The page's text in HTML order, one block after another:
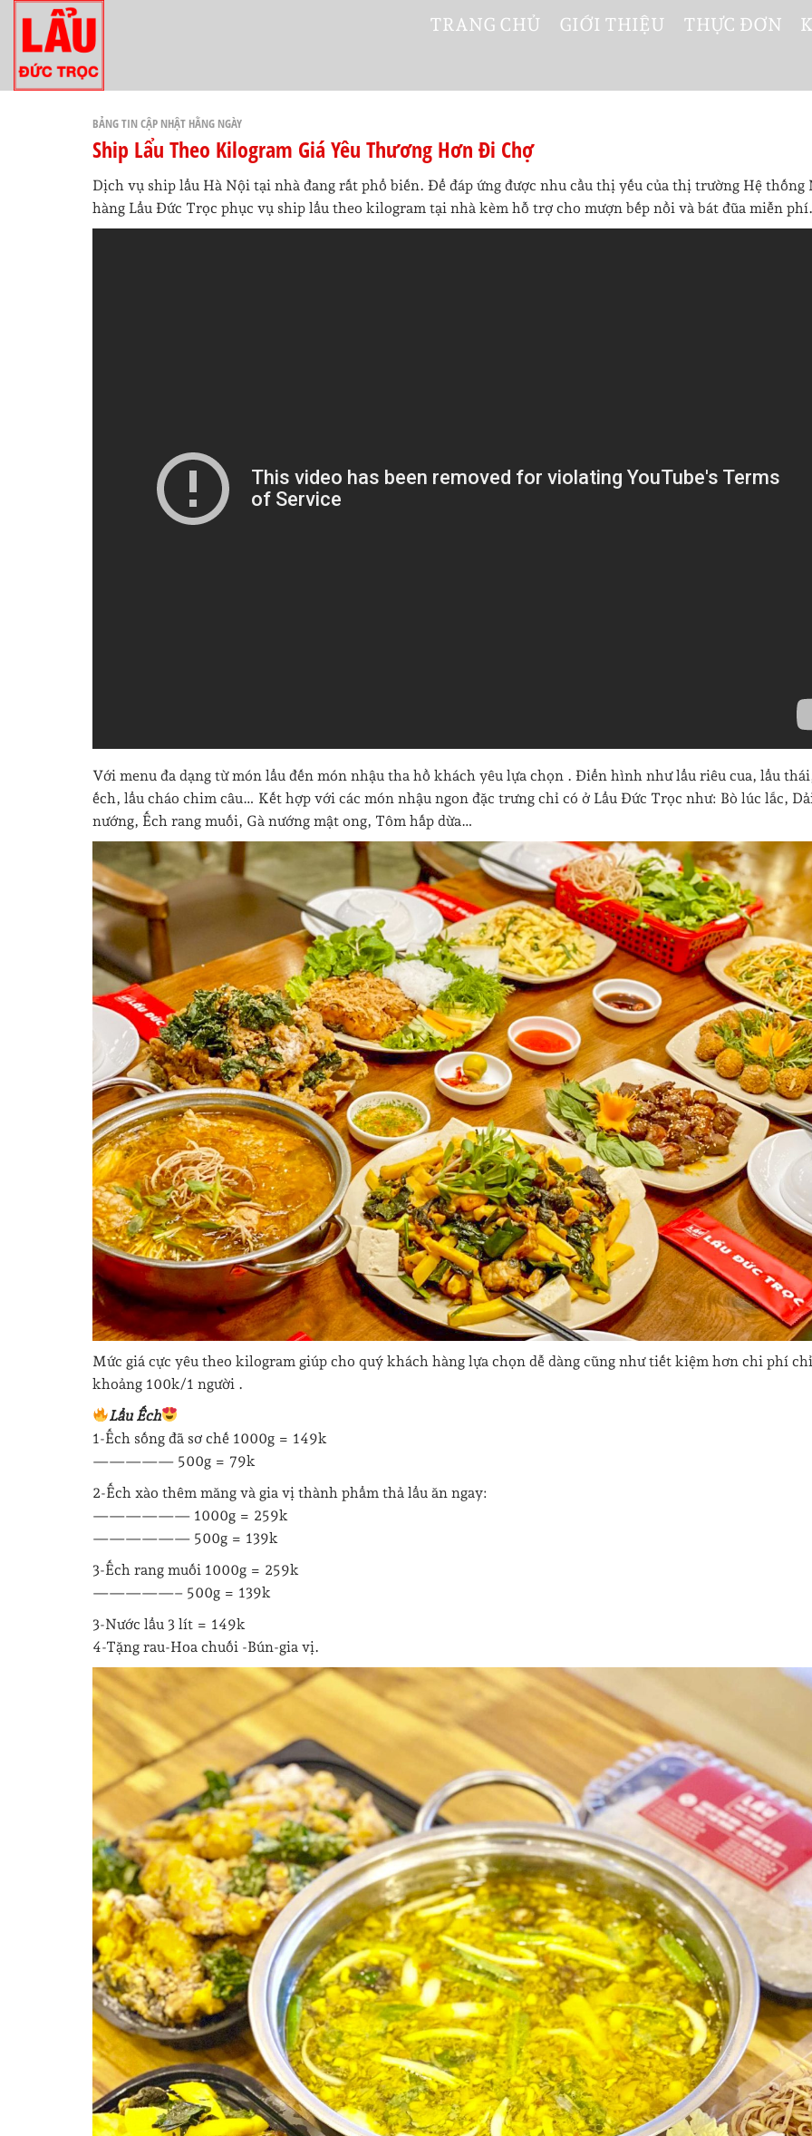
dung
TRANG CHỦ GIỚI THIỆU THỰC ĐƠN
BẢNG TIN CẬP NHẬT HẰNG NGÀY
Ship Lẩu Theo Kilogram Giá Yêu Thương Hơn Đi Chợ
Dịch vụ ship lẩu Hà Nội tại nhà đang rất phổ biến. Để đáp ứng được nhu cầu thị yếu của thị trường Hệ thống
hàng Lẩu Đức Trọc phục vụ ship lẩu theo kilogram tại nhà kèm hỗ trợ cho mượn bếp nồi và bát đũa miễn phí.
Với menu đa dạng từ món lẩu đến món nhậu tha hồ khách yêu lựa chọn . Điển hình như lẩu riêu cua, lẩu
ếch, lẩu cháo chim câu… Kết hợp với các món nhậu ngon đặc trưng chỉ có ở Lẩu Đức Trọc như: Bò lúc lắc,
nướng, Ếch rang muối, Gà nướng mật ong, Tôm hấp dừa…
Mức giá cực yêu theo kilogram giúp cho quý khách hàng lựa chọn dễ dàng cũng như tiết kiệm hơn chi phí chỉ
khoảng 100k/1 người .
Lẩu Ếch
1-Ếch sống đã sơ chế 1000g = 149k
————— 500g = 79k
2-Ếch xào thêm măng và gia vị thành phẩm thả lẩu ăn ngay:
—————— 1000g = 259k
—————— 500g = 139k
3-Ếch rang muối 1000g = 259k
—————– 500g = 139k
3-Nước lẩu 3 lít = 149k
4-Tặng rau-Hoa chuối -Bún-gia vị.